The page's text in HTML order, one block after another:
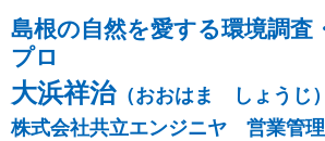
島根の自然を愛する環境調査
プロ
大浜祥治（おおはま しょうじ）
株式会社共立エンジニヤ 営業管